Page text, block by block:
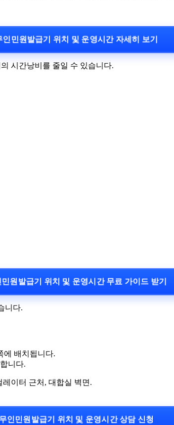
인민원발급기 위치 및 운영시간 자세히 보기
시간낭비를 줄일 수 있습니다.
원발급기 위치 및 운영시간 무료 가이드 받기
니다.
에 배치됩니다.
니다.
이터 근처, 대합실 벽면.
인민원발급기 위치 및 운영시간 상담 신청